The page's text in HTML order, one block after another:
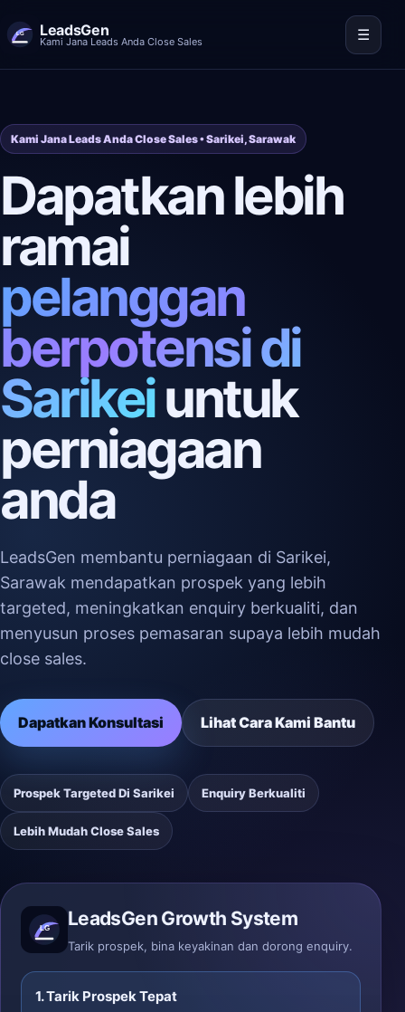
LeadsGen
Kami Jana Leads Anda Close Sales ☰
Kami Jana Leads Anda Close Sales • Sarikei, Sarawak
Dapatkan lebih
ramai
pelanggan
berpotensi di
Sarikeiuntuk
perniagaan
anda
LeadsGen membantu perniagaan di Sarikei,
Sarawak mendapatkan prospek yang lebih
targeted, meningkatkan enquiry berkualiti, dan
menyusun proses pemasaran supaya lebih mudah
close sales.
Dapatkan Konsultasi Lihat Cara Kami Bantu
Prospek Targeted Di Sarikei Enquiry Berkualiti
Lebih Mudah Close Sales
LeadsGen Growth System
Tarik prospek, bina keyakinan dan dorong enquiry.
1. Tarik Prospek Tepat